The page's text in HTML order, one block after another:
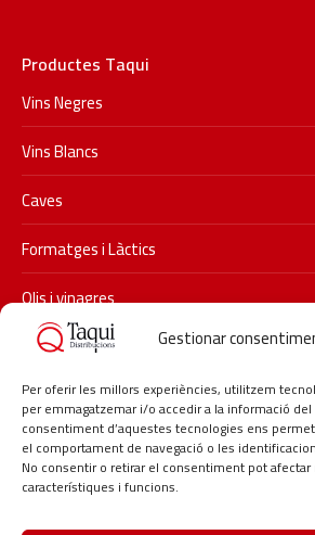
Gestionar
Per oferir les millors experiències, utilitzem
per emmagatzemar i/o accedir a la informació
consentiment d’aquestes tecnologies ens
el comportament de navegació o les
No consentir o retirar el consentiment pot
característiques i funcions.
Productes Taqui
Vins Negres
Vins Blancs
Caves
Formatges i Làctics
Olis i vinagres
Xarxes socials
Segueix-nos a Instagram i descobreix les
novetats de Taqui.
#taqui #distribucionstaqui #restauracio
#hosteleria #lagarriga